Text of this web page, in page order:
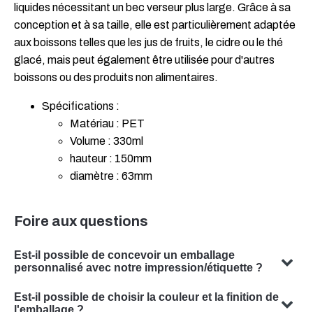
liquides nécessitant un bec verseur plus large. Grâce à sa
conception et à sa taille, elle est particulièrement adaptée
aux boissons telles que les jus de fruits, le cidre ou le thé
glacé, mais peut également être utilisée pour d'autres
boissons ou des produits non alimentaires.
Spécifications :
Matériau : PET
Volume : 330ml
hauteur : 150mm
diamètre : 63mm
Foire aux questions
Est-il possible de concevoir un emballage
personnalisé avec notre impression/étiquette ?
avec votre sujet. Notre équipe est spécialisée dans la
Est-il possible de choisir la couleur et la finition de
l'emballage ?